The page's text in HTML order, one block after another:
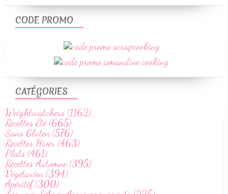
CATÉGORIES
Weightwatchers (1162)
Recettes Été (665)
Sans Gluten (576)
Recettes Hiver (463)
Plats (461)
Recettes Automne (395)
Végetarien (394)
Apéritif (300)
CODE PROMO